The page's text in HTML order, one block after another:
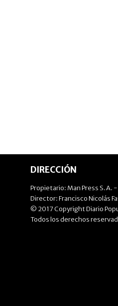
DIRECCIÓN
Propietario: Man Press S.A. -
Director: Francisco Nicolás
© 2017 Copyright Diario
Todos los derechos